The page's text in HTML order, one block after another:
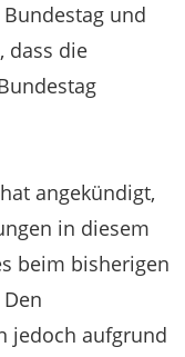
und
dass die
angekündigt,
in diesem
beim bisherigen
jedoch aufgrund